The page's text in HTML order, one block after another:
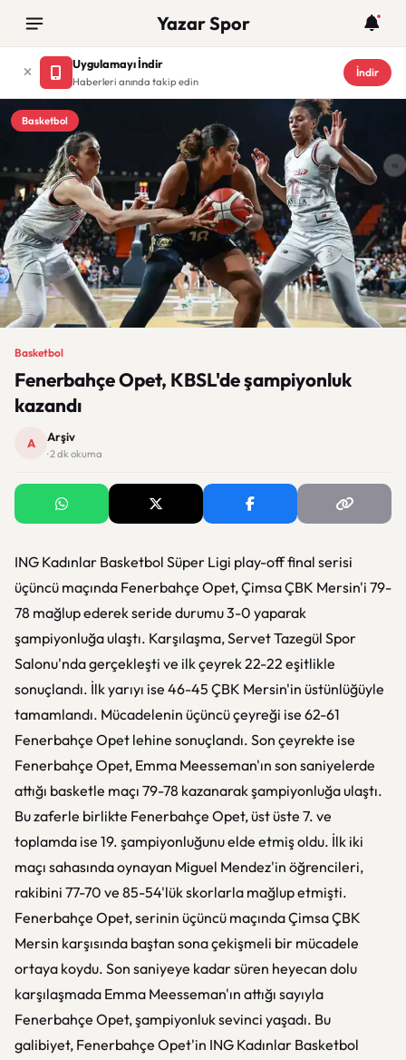
Yazar Spor
Uygulamayı İndir
Haberleri anında takip edin
İndir
Basketbol
Basketbol
Fenerbahçe Opet, KBSL'de şampiyonluk
kazandı
A Arşiv
· 2 dk okuma
ING Kadınlar Basketbol Süper Ligi play-off final serisi
üçüncü maçında Fenerbahçe Opet, Çimsa ÇBK Mersin'i 79-
78 mağlup ederek seride durumu 3-0 yaparak
şampiyonluğa ulaştı. Karşılaşma, Servet Tazegül Spor
Salonu'nda gerçekleşti ve ilk çeyrek 22-22 eşitlikle
sonuçlandı. İlk yarıyı ise 46-45 ÇBK Mersin'in üstünlüğüyle
tamamlandı. Mücadelenin üçüncü çeyreği ise 62-61
Fenerbahçe Opet lehine sonuçlandı. Son çeyrekte ise
Fenerbahçe Opet, Emma Meesseman'ın son saniyelerde
attığı basketle maçı 79-78 kazanarak şampiyonluğa ulaştı.
Bu zaferle birlikte Fenerbahçe Opet, üst üste 7. ve
toplamda ise 19. şampiyonluğunu elde etmiş oldu. İlk iki
maçı sahasında oynayan Miguel Mendez'in öğrencileri,
rakibini 77-70 ve 85-54'lük skorlarla mağlup etmişti.
Fenerbahçe Opet, serinin üçüncü maçında Çimsa ÇBK
Mersin karşısında baştan sona çekişmeli bir mücadele
ortaya koydu. Son saniyeye kadar süren heyecan dolu
karşılaşmada Emma Meesseman'ın attığı sayıyla
Fenerbahçe Opet, şampiyonluk sevinci yaşadı. Bu
galibiyet, Fenerbahçe Opet'in ING Kadınlar Basketbol